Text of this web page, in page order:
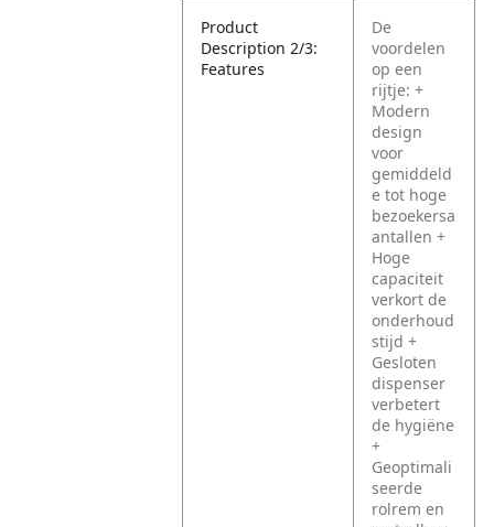
Product
Description 2/3:
Features
De
voordelen
op een
rijtje: +
Modern
design
voor
gemiddeld
e tot hoge
bezoekersa
antallen +
Hoge
capaciteit
verkort de
onderhoud
stijd +
Gesloten
dispenser
verbetert
de hygiëne
+
Geoptimali
seerde
rolrem en